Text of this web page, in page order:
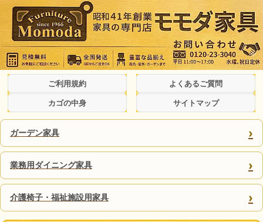
ご利用規約 よくあるご質問
カゴの中身 サイトマップ
ガーデン家具 ›
業務用ダイニング家具 ›
介護椅子・福祉施設用家具 ›